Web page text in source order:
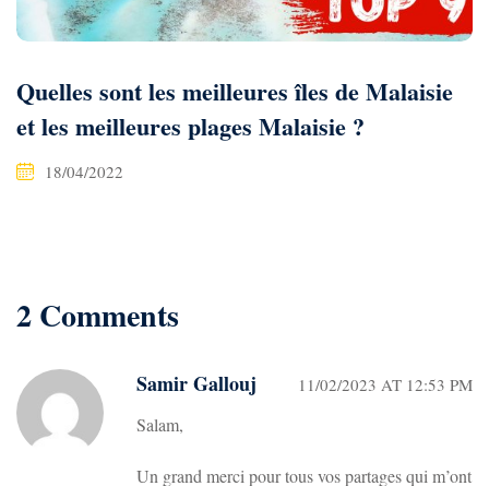
Quelles sont les meilleures îles de Malaisie
et les meilleures plages Malaisie ?
18/04/2022
2 Comments
Samir Gallouj 11/02/2023 AT 12:53 PM
Salam,
Un grand merci pour tous vos partages qui m’ont